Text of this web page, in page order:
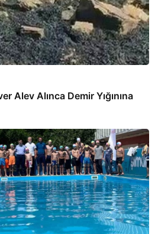
Alev Alınca Demir Yığınına